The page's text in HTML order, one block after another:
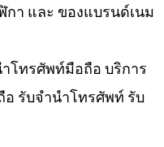
า และ ของแบรนด์เนม
โทรศัพท์มือถือ บริการ
รับจำนำโทรศัพท์ รับ